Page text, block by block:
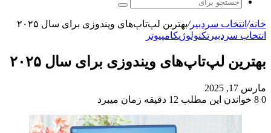
جستجو
خانه/ انتخاب سردبیر/بهترین لپ‌تاپ‌های ویندوزی برای سال ۲۰۲۵
انتخاب سردبیر تکنولوژیکامپیوتر
بهترین لپ‌تاپ‌های ویندوزی برای سال ۲۰۲۵
مارس 17, 2025
0
خواندن این مطلب 12 دقیقه زمان میبرد